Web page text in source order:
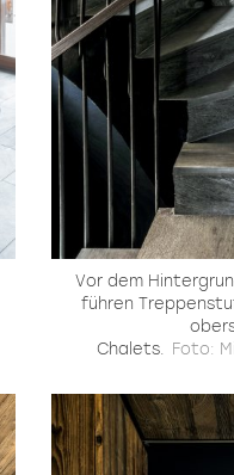
Vor dem
führen
Chalets.
Foto: